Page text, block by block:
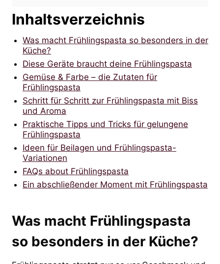
Inhaltsverzeichnis
Was macht Frühlingspasta so besonders in der
Küche?
Diese Geräte braucht deine Frühlingspasta
Gemüse & Farbe – die Zutaten für
Frühlingspasta
Schritt für Schritt zur Frühlingspasta mit Biss
und Aroma
Praktische Tipps und Tricks für gelungene
Frühlingspasta
Ideen für Beilagen und Frühlingspasta-
Variationen
FAQs about Frühlingspasta
Ein abschließender Moment mit Frühlingspasta
Was macht Frühlingspasta
so besonders in der Küche?